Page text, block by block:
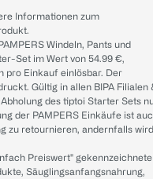
Informationen zum
Windeln, Pants und
Set im Wert von 54.99 €,
pro Einkauf einlösbar. Der
Gültig in allen BIPA Filialen
des tiptoi Starter Sets
der PAMPERS Einkäufe ist
zu retournieren, andernfalls wird
Preiswert" gekennzeichnete
Säuglingsanfangsnahrung,